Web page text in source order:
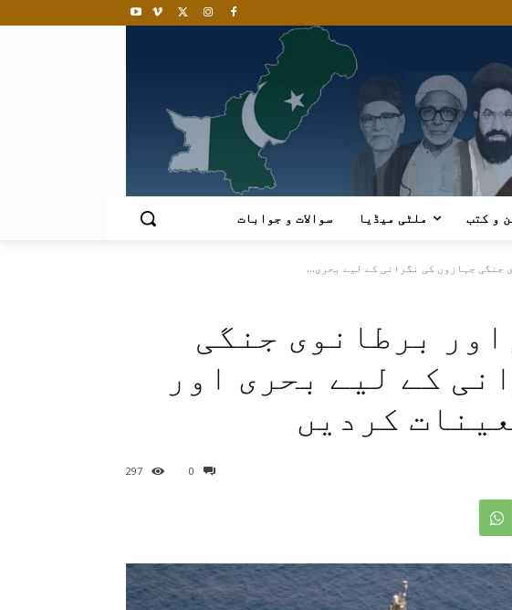
و کتب ملٹی میڈیا سوالات و جوابات
جنگی جہازوں کی نگرانی کے لیے بحری...
برطانوی جنگی
کے لیے بحری اور
کردیں
0
297